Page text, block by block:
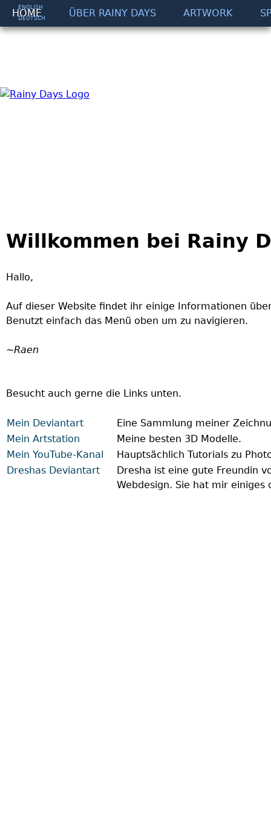
Jump to navigation
HOME ÜBER RAINY DAYS ARTWORK
ENGLISH
DEUTSCH
Willkommen bei Rainy
Hallo,
Auf dieser Website findet ihr einige Informationen
Benutzt einfach das Menü oben um zu navigieren.
∼Raen
Besucht auch gerne die Links unten.
Mein Deviantart
Eine Sammlung meiner
Mein Artstation
Meine besten 3D Modelle.
Mein YouTube-Kanal
Hauptsächlich Tutorials zu
Dreshas Deviantart
Dresha ist eine gute Freundin
Webdesign. Sie hat mir